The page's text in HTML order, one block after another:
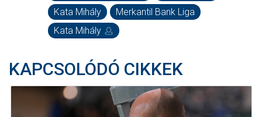
Kata Mihály
Merkantil Bank Liga
Kata Mihály
KAPCSOLÓDÓ CIKKEK